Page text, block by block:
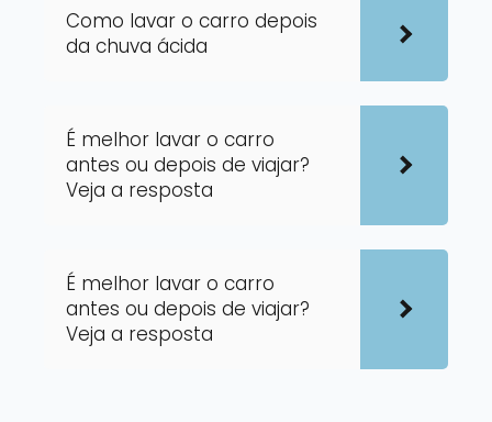
Como lavar o carro depois
da chuva ácida
É melhor lavar o carro
antes ou depois de viajar?
Veja a resposta
É melhor lavar o carro
antes ou depois de viajar?
Veja a resposta